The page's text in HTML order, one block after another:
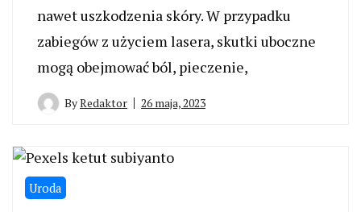
nawet uszkodzenia skóry. W przypadku
zabiegów z użyciem lasera, skutki uboczne
mogą obejmować ból, pieczenie,
ByRedaktor 26 maja, 2023
Uroda